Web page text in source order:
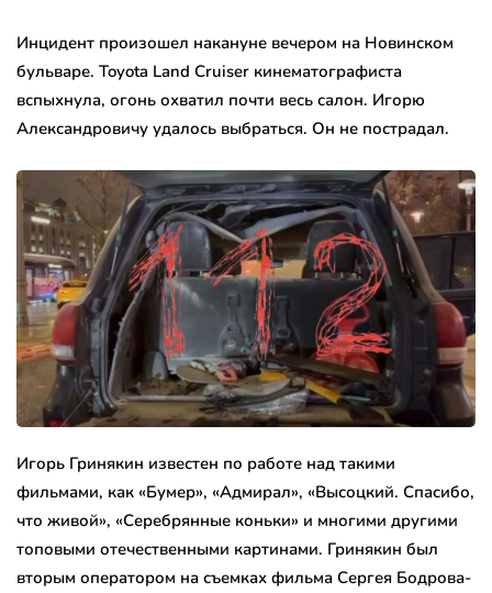
Инцидент произошел накануне вечером на Новинском
бульваре. Toyota Land Cruiser кинематографиста
вспыхнула, огонь охватил почти весь салон. Игорю
Александровичу удалось выбраться. Он не пострадал.
Игорь Гринякин известен по работе над такими
фильмами, как «Бумер», «Адмирал», «Высоцкий. Спасибо,
что живой», «Серебрянные коньки» и многими другими
топовыми отечественными картинами. Гринякин был
вторым оператором на съемках фильма Сергея Бодрова-